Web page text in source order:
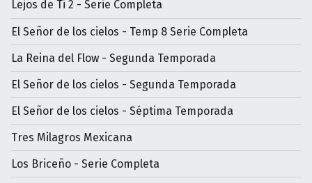
Lejos de Ti 2 - Serie Completa
El Señor de los cielos - Temp 8 Serie Completa
La Reina del Flow - Segunda Temporada
El Señor de los cielos - Segunda Temporada
El Señor de los cielos - Séptima Temporada
Tres Milagros Mexicana
Los Briceño - Serie Completa